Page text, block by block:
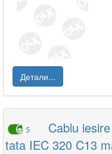
Детали...
5
Cablu
tata IEC 320 C13